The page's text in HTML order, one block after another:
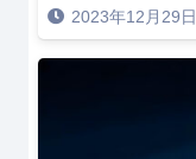
2023年12月29日